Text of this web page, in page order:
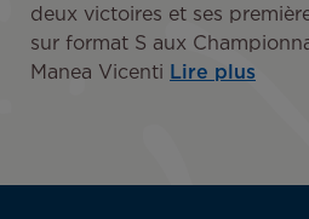
deux victoires et ses
sur format S aux
Manea Vicenti Lire plus